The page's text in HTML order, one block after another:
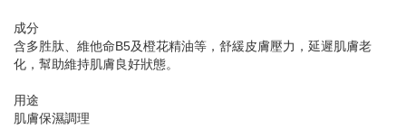
成分
含多胜肽、維他命B5及橙花精油等，舒緩皮膚壓力，延遲肌膚老
化，幫助維持肌膚良好狀態。
用途
肌膚保濕調理